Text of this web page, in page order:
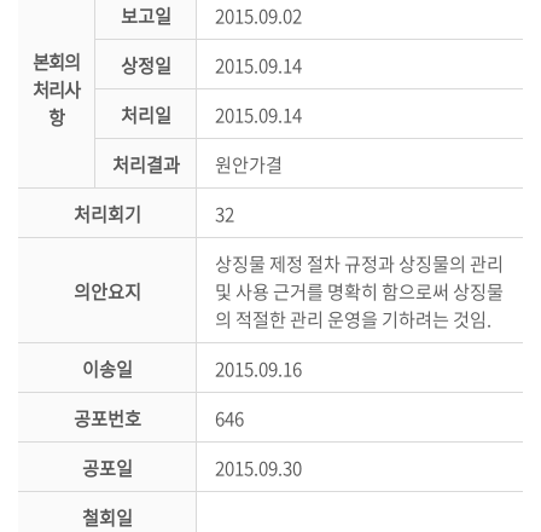
정
공
안
본회의
처리사
항
보고일
2015.09.02
상정일
2015.09.14
처리일
2015.09.14
처리결과
원안가결
처리회기
32
의안요지
상징물 제정 절차 규정과 상징물의 관리
및 사용 근거를 명확히 함으로써 상징물
의 적절한 관리 운영을 기하려는 것임.
이송일
2015.09.16
공포번호
646
공포일
2015.09.30
철회일